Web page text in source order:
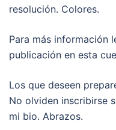
resolución. Colores.
Para más información
publicación en esta
Los que deseen
No olviden inscribirse
mi bio. Abrazos.